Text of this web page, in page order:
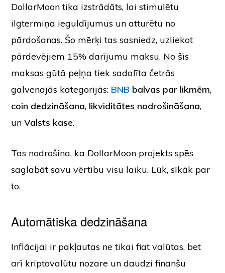
DollarMoon tika izstrādāts, lai stimulētu
ilgtermiņa ieguldījumus un atturētu no
pārdošanas. Šo mērķi tas sasniedz, uzliekot
pārdevējiem 15% darījumu maksu. No šīs
maksas gūtā peļņa tiek sadalīta četrās
galvenajās kategorijās: BNB balvas par likmēm,
coin dedzināšana, likviditātes nodrošināšana,
un Valsts kase.
Tas nodrošina, ka DollarMoon projekts spēs
saglabāt savu vērtību visu laiku. Lūk, sīkāk par
to.
Automātiska dedzināšana
Inflācijai ir pakļautas ne tikai fiat valūtas, bet
arī kriptovalūtu nozare un daudzi finanšu